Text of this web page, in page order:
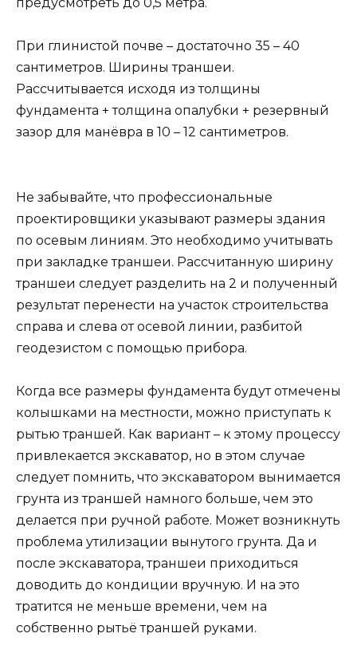
При глинистой почве – достаточно 35 – 40
сантиметров. Ширины траншеи.
Рассчитывается исходя из толщины
фундамента + толщина опалубки + резервный
зазор для манёвра в 10 – 12 сантиметров.
Не забывайте, что профессиональные
проектировщики указывают размеры здания
по осевым линиям. Это необходимо учитывать
при закладке траншеи. Рассчитанную ширину
траншеи следует разделить на 2 и полученный
результат перенести на участок строительства
справа и слева от осевой линии, разбитой
геодезистом с помощью прибора.
Когда все размеры фундамента будут отмечены
колышками на местности, можно приступать к
рытью траншей. Как вариант – к этому процессу
привлекается экскаватор, но в этом случае
следует помнить, что экскаватором вынимается
грунта из траншей намного больше, чем это
делается при ручной работе. Может возникнуть
проблема утилизации вынутого грунта. Да и
после экскаватора, траншеи приходиться
доводить до кондиции вручную. И на это
тратится не меньше времени, чем на
собственно рытьё траншей руками.